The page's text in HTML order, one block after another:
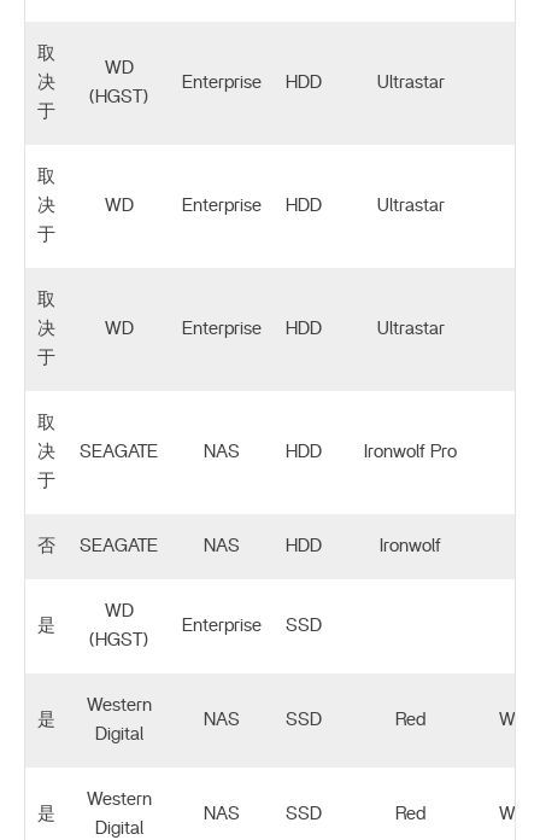
取
决
于
WD
(HGST)
Enterprise HDD Ultrastar
取
决
于
WD Enterprise HDD Ultrastar
取
决
于
WD Enterprise HDD Ultrastar
取
决
于
SEAGATE NAS HDD Ironwolf Pro
否 SEAGATE NAS HDD Ironwolf
是
WD
(HGST)
Enterprise SSD
是
Western
Digital
NAS SSD Red
是
Western
Digital
NAS SSD Red